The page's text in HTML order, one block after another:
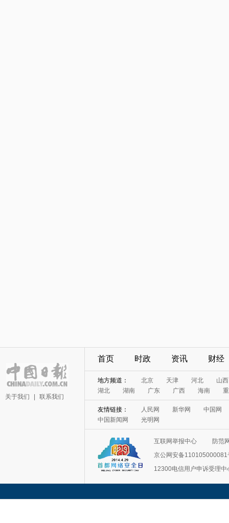
关于我们 联系我们
首页 时政 资讯 财经
地方频道： 北京 天津 河北
山西
湖北
湖南 广东 广西 海南
友情链接： 人民网 新华网
中国网
中国新闻网
光明网
互联网举报中心
防范
京公网安备110105000081
12300电信用户申诉受理中